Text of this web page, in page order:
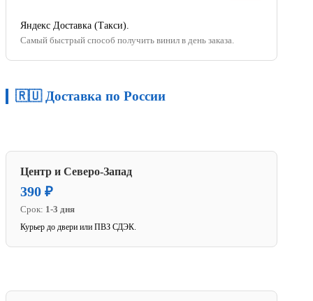
Яндекс Доставка (Такси).
Самый быстрый способ получить винил в день заказа.
🇷🇺 Доставка по России
Центр и Северо-Запад
390 ₽
Срок: 1-3 дня
Курьер до двери или ПВЗ СДЭК.